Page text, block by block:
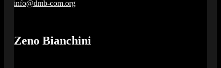
info@dmb-com.org
Vox Organi
Zeno Bianchini